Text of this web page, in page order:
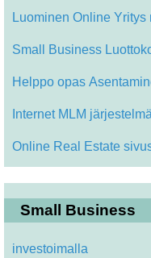
Luominen Online
Small Business
Helppo opas
Internet MLM
Online Real Estate
Small Business
investoimalla